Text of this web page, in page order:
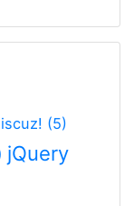
(5)
jQuery